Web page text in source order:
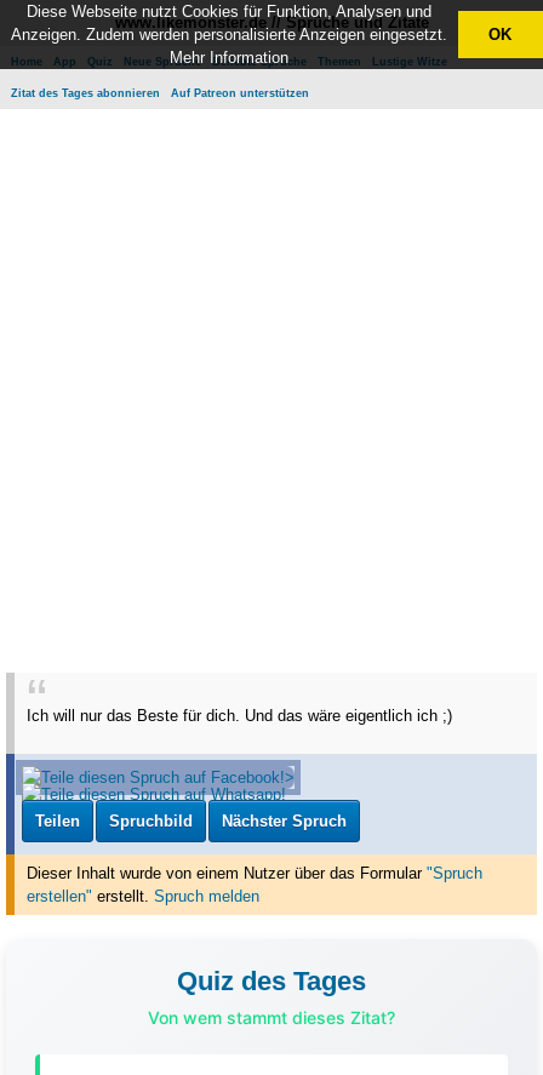
www.likemonster.de // Sprüche und Zitate
Home App Quiz Neue Sprüche Beliebte Sprüche Themen Lustige Witze
Zitat des Tages abonnieren Auf Patreon unterstützen
Ich will nur das Beste für dich. Und das wäre eigentlich ich ;)
Teilen Spruchbild Nächster Spruch
Dieser Inhalt wurde von einem Nutzer über das Formular "Spruch
erstellen" erstellt. Spruch melden
Quiz des Tages
Von wem stammt dieses Zitat?
Diese Webseite nutzt Cookies für Funktion, Analysen und
Anzeigen. Zudem werden personalisierte Anzeigen eingesetzt.
Mehr Information
OK